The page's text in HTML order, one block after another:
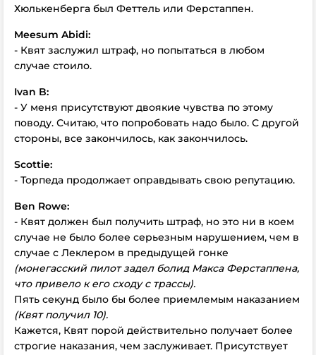
Хюлькенберга был Феттель или Ферстаппен.
Meesum Abidi:
- Квят заслужил штраф, но попытаться в любом
случае стоило.
Ivan B:
- У меня присутствуют двоякие чувства по этому
поводу. Считаю, что попробовать надо было. С другой
стороны, все закончилось, как закончилось.
Scottie:
- Торпеда продолжает оправдывать свою репутацию.
Ben Rowe:
- Квят должен был получить штраф, но это ни в коем
случае не было более серьезным нарушением, чем в
случае с Леклером в предыдущей гонке
(монегасский пилот задел болид Макса Ферстаппена,
что привело к его сходу с трассы).
Пять секунд было бы более приемлемым наказанием
(Квят получил 10).
Кажется, Квят порой действительно получает более
строгие наказания, чем заслуживает. Присутствует